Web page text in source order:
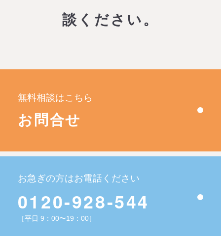
談ください。
無料相談はこちら
お問合せ
お急ぎの方はお電話ください
0120-928-544
［平日 9：00〜19：00］